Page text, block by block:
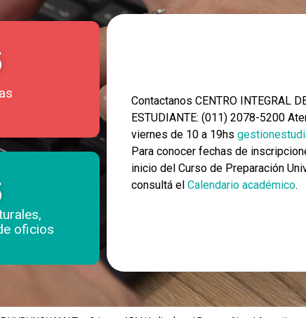
oficios
Contactanos CENTRO INTEGRAL
ESTUDIANTE: (011) 2078-5200
viernes de 10 a 19hs
Para conocer fechas de
inicio del Curso de Preparación
consultá el Calendario académico.